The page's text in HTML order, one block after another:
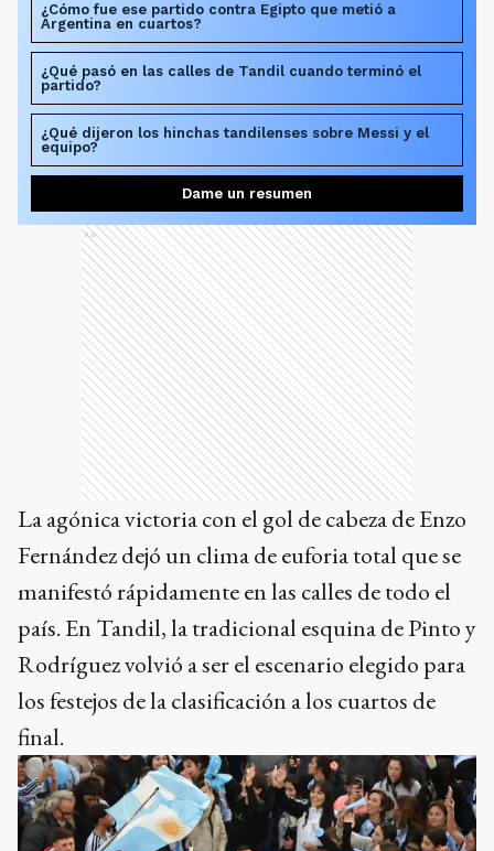
¿Cómo fue ese partido contra Egipto que metió a
Argentina en cuartos?
¿Qué pasó en las calles de Tandil cuando terminó el
partido?
¿Qué dijeron los hinchas tandilenses sobre Messi y el
equipo?
Dame un resumen
Ads
La agónica victoria con el gol de cabeza de Enzo
Fernández dejó un clima de euforia total que se
manifestó rápidamente en las calles de todo el
país. En Tandil, la tradicional esquina de Pinto y
Rodríguez volvió a ser el escenario elegido para
los festejos de la clasificación a los cuartos de
final.